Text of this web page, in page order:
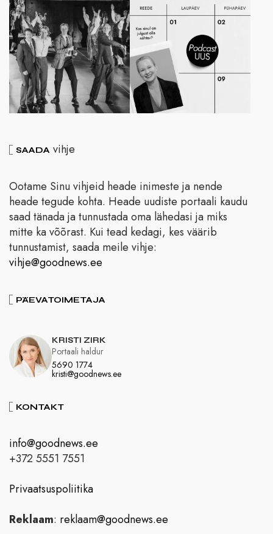
SAADA vihje
Ootame Sinu vihjeid heade inimeste ja nende
heade tegude kohta. Heade uudiste portaali kaudu
saad tänada ja tunnustada oma lähedasi ja miks
mitte ka võõrast. Kui tead kedagi, kes väärib
tunnustamist, saada meile vihje:
vihje@goodnews.ee
PÄEVATOIMETAJA
KRISTI ZIRK
5690 1774
kristi@goodnews.ee
Portaali haldur
KONTAKT
info@goodnews.ee
+372 5551 7551
Privaatsuspoliitika
Reklaam: reklaam@goodnews.ee